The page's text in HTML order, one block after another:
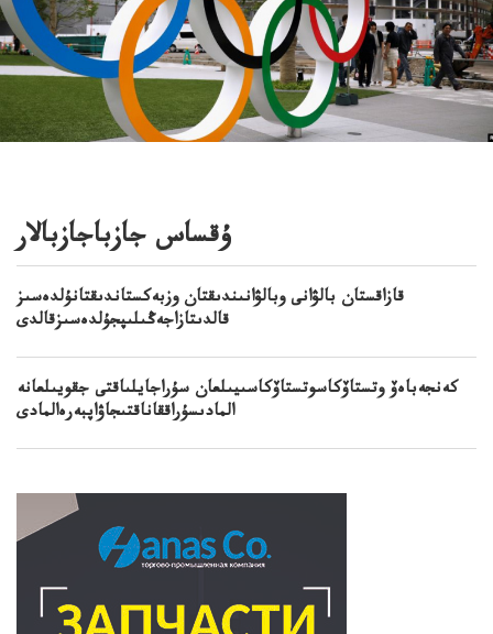
ۇقساس جازباجازبالار
قازاقستان بالۋانى وبالۋانىندىقتان وزبەكستاندىقتانۇلدەسىز
قالدىتازاجەڭىلىپجۇلدەسىزقالدى
كەنجەباەۆ وتستاۆكاسوتستاۆكاسىيىلعان سۇراجايلىاقتى جقويىلعانە
المادىسۇراققاناقتىجاۋاپبەرەالمادى